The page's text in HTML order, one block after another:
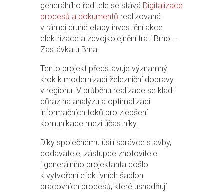
generálního ředitele se stává Digitalizace
procesů a dokumentů realizovaná
v rámci druhé etapy investiční akce
elektrizace a zdvojkolejnění trati Brno –
Zastávka u Brna.
Tento projekt představuje významný
krok k modernizaci železniční dopravy
v regionu. V průběhu realizace se kladl
důraz na analýzu a optimalizaci
informačních toků pro zlepšení
komunikace mezi účastníky.
Díky společnému úsilí správce stavby,
dodavatele, zástupce zhotovitele
i generálního projektanta došlo
k vytvoření efektivních šablon
pracovních procesů, které usnadňují